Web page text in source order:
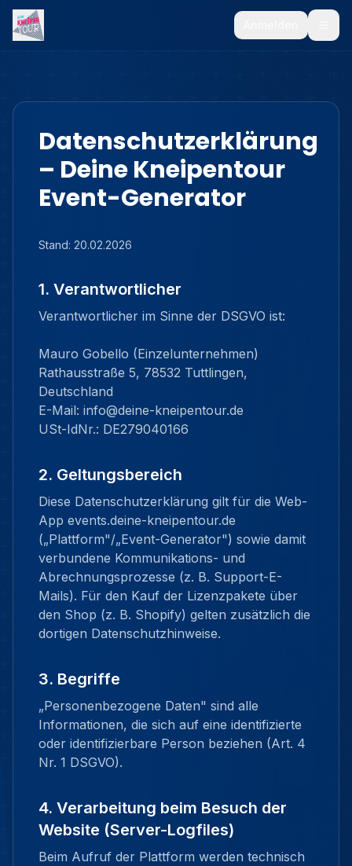
Datenschutzerklärung
– Deine Kneipentour
Event-Generator
Stand: 20.02.2026
1. Verantwortlicher
Verantwortlicher im Sinne der DSGVO ist:
Mauro Gobello (Einzelunternehmen)
Rathausstraße 5, 78532 Tuttlingen,
Deutschland
E-Mail: info@deine-kneipentour.de
USt-IdNr.: DE279040166
2. Geltungsbereich
Diese Datenschutzerklärung gilt für die Web-
App events.deine-kneipentour.de
(„Plattform"/„Event-Generator") sowie damit
verbundene Kommunikations- und
Abrechnungsprozesse (z. B. Support-E-
Mails). Für den Kauf der Lizenzpakete über
den Shop (z. B. Shopify) gelten zusätzlich die
dortigen Datenschutzhinweise.
3. Begriffe
„Personenbezogene Daten" sind alle
Informationen, die sich auf eine identifizierte
oder identifizierbare Person beziehen (Art. 4
Nr. 1 DSGVO).
4. Verarbeitung beim Besuch der
Website (Server-Logfiles)
Beim Aufruf der Plattform werden technisch